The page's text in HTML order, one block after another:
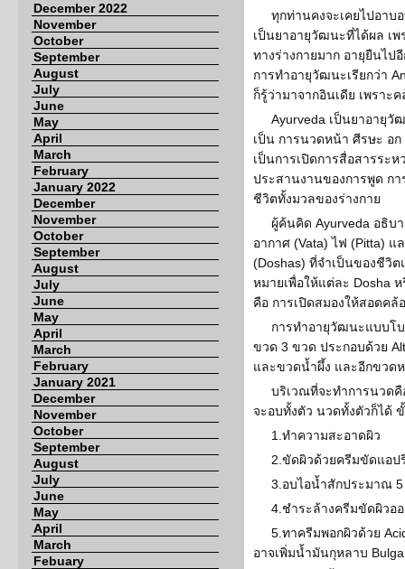
December 2022
November
October
September
August
July
June
May
April
March
February
January 2022
December
November
October
September
August
July
June
May
April
March
February
January 2021
December
November
October
September
August
July
June
May
April
March
Febuary
ทุกท่านคงจะเคยไปอาบ
เป็นยาอายุวัฒนะที่ได้ผล เพ
ทางร่างกายมาก อายุยืนไป
การทำอายุวัฒนะเรียกว่า
ก็รู้ว่ามาจากอินเดีย เพราะ
Ayurveda เป็นยาอายุวั
เป็น การนวดหน้า ศีรษะ อ
เป็นการเปิดการสื่อสารระ
ประสานงานของการพูด ก
ชีวิตทั้งมวลของร่างกาย
ผู้ค้นคิด Ayurveda อธิบ
อากาศ (Vata) ไฟ (Pitta)
(Doshas) ที่จำเป็นของชีวิ
หมายเพื่อให้แต่ละ Dosha
คือ การเปิดสมองให้สอดคล้
การทำอายุวัฒนะแบบโ
ขวด 3 ขวด ประกอบด้วย
และขวดน้ำผึ้ง และอีกขวด
บริเวณที่จะทำการนวด
จะอบทั้งตัว นวดทั้งตัวก็ได้
1.ทำความสะอาดผิว
2.ขัดผิวด้วยครีมขัดแอ
3.อบไอน้ำสักประมาณ
4.ชำระล้างครีมขัดผิวอ
5.ทาครีมพอกผิวด้วย
อาจเพิ่มน้ำมันกุหลาบ